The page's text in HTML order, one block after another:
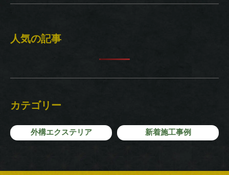
人気の記事
カテゴリー
外構エクステリア 新着施工事例